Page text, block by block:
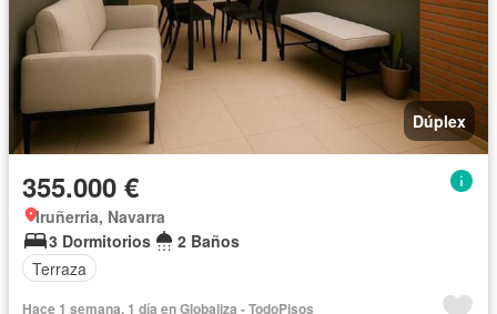
Dúplex
355.000 €
Iruñerria, Navarra
3 Dormitorios
2 Baños
Terraza
Hace 1 semana, 1 día en Globaliza - TodoPisos